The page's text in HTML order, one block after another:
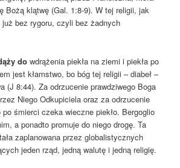
Bożą klątwę (Gal. 1:8-9). W tej religii, jak
bez rygoru, czyli bez żadnych
y dowdrążenia piekła na ziemi i piekła po
jest kłamstwo, bo bóg tej religii – diabeł –
(J 8:44). Za odrzucenie prawdziwego Boga
Niego Odkupiciela oraz za odrzucenie
śmierci czeka wieczne piekło. Bergoglio
a ponadto promuje do niego drogę. Ta
zaplanowana przez globalistycznych
jeden rząd, jedną walutę i jedną religię.